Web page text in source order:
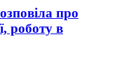
про
роботу в